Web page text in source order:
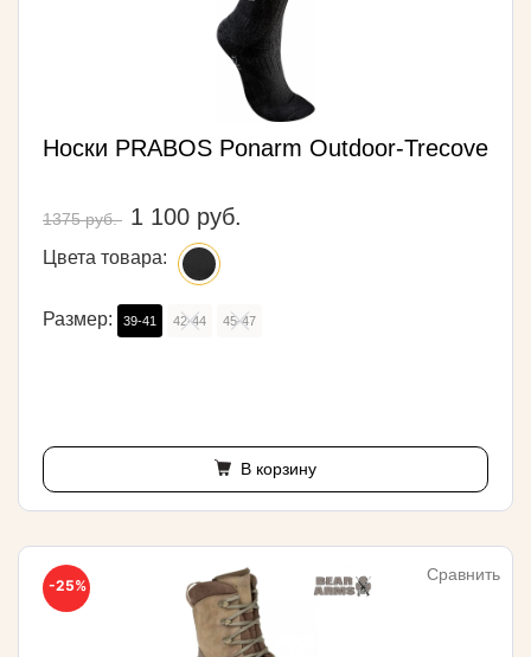
Носки PRABOS Ponarm Outdoor-Trecove
1375 руб. 1 100 руб.
Цвета товара:
Размер: 39-41 42-44 45-47
В корзину
-25%
Сравнить